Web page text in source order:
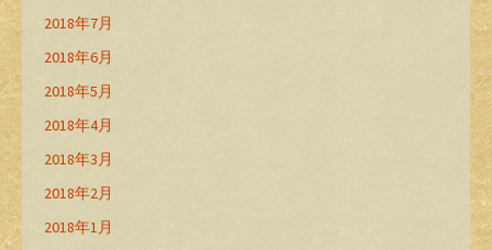
2018年7月
2018年6月
2018年5月
2018年4月
2018年3月
2018年2月
2018年1月